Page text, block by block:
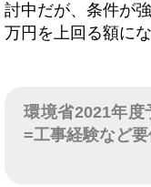
討中だが、条件が
万円を上回る額に
環境省2021年度
=工事経験など